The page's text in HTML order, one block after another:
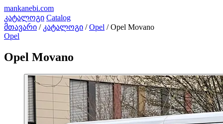
mankanebi.com
კატალოგი Catalog
მთავარი / კატალოგი / Opel / Opel Movano
Opel
Opel Movano